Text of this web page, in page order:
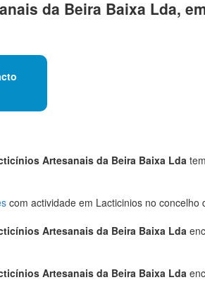
da Beira Baixa Lda,
Artesanais da Beira Baixa Lda
com actividade em Lacticinios no concelho
Artesanais da Beira Baixa Lda
Artesanais da Beira Baixa Lda